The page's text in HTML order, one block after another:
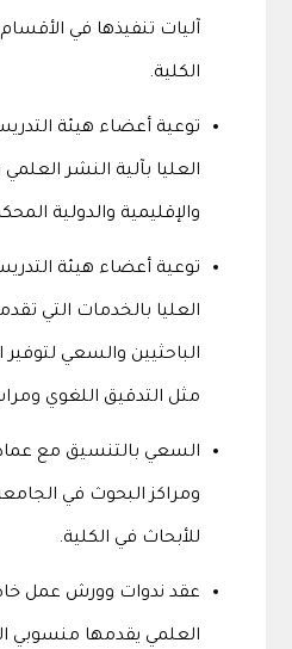
آليات تنفيذها في الأقسام
الكلية.
توعية أعضاء هيئة
العليا بآلية النشر
والإقليمية والدولية
توعية أعضاء هيئة
العليا بالخدمات التي
الباحثيين والسعي
مثل التدقيق اللغوي
السعي بالتنسيق مع
ومراكز البحوث في
للأبحاث في الكلية.
عقد ندوات وورش عمل
العلمي يقدمها منسوبي